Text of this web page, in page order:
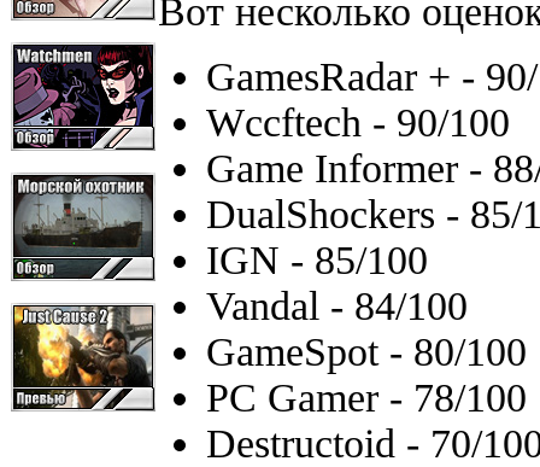
Вот несколько
GamesRadar + -
Wccftech - 90/100
Game Informer -
DualShockers - 85/
IGN - 85/100
Vandal - 84/100
GameSpot - 80/100
PC Gamer - 78/100
Destructoid - 70/